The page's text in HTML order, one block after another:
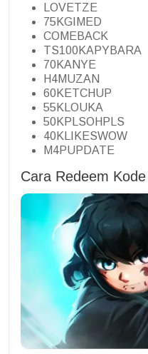
LOVETZE
75KGIMED
COMEBACK
TS100KAPYBARA
70KANYE
H4MUZAN
60KETCHUP
55KLOUKA
50KPLSOHPLS
40KLIKESWOW
M4PUPDATE
Cara Redeem